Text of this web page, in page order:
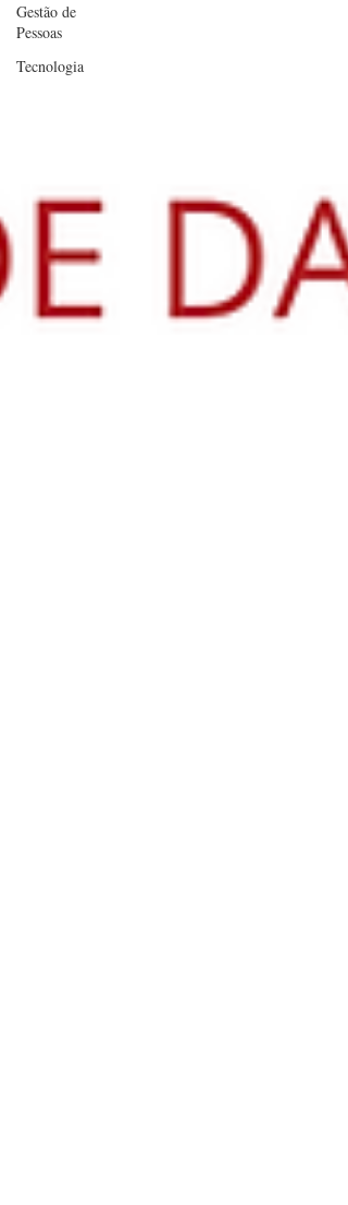
Gestão de
Pessoas
Tecnologia